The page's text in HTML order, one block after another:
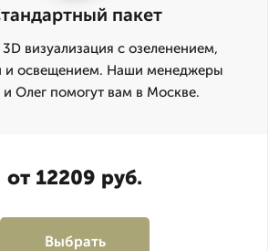
пакет
визуализация с озеленением,
и освещением. Наши менеджеры
Олег помогут вам в Москве.
от 12209 руб.
Выбрать